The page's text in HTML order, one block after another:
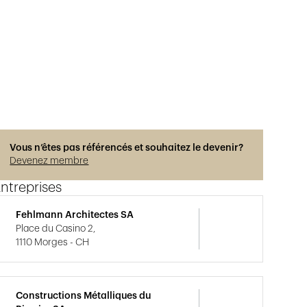
Vous n’êtes pas référencés et souhaitez le devenir?
Devenez membre
Fehlmann Architectes SA
Place du Casino 2,
1110 Morges - CH
Constructions Métalliques du